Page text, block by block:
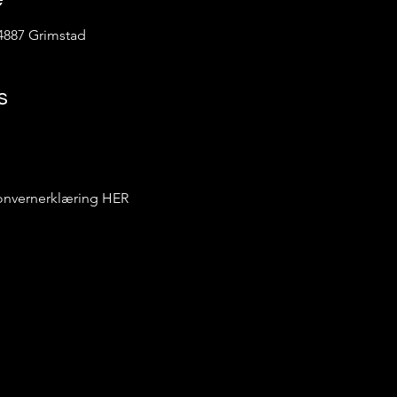
Grimstad
HER